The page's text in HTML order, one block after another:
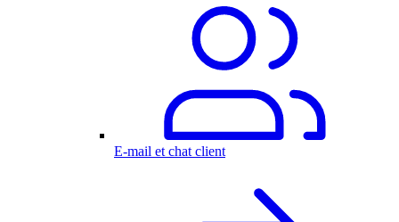
E-mail et chat client